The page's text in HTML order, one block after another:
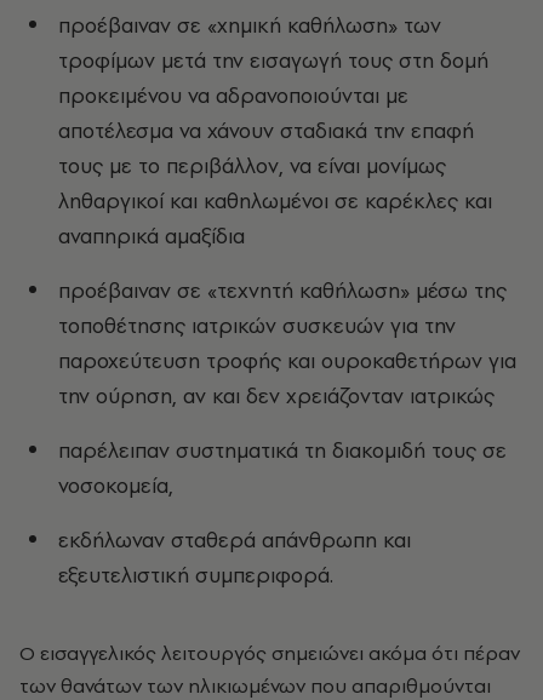
προέβαιναν σε «χημική καθήλωση» των
τροφίμων μετά την εισαγωγή τους στη δομή
προκειμένου να αδρανοποιούνται με
αποτέλεσμα να χάνουν σταδιακά την επαφή
τους με το περιβάλλον, να είναι μονίμως
ληθαργικοί και καθηλωμένοι σε καρέκλες και
αναπηρικά αμαξίδια
προέβαιναν σε «τεχνητή καθήλωση» μέσω της
τοποθέτησης ιατρικών συσκευών για την
παροχεύτευση τροφής και ουροκαθετήρων για
την ούρηση, αν και δεν χρειάζονταν ιατρικώς
παρέλειπαν συστηματικά τη διακομιδή τους σε
νοσοκομεία,
εκδήλωναν σταθερά απάνθρωπη και
εξευτελιστική συμπεριφορά.
Ο εισαγγελικός λειτουργός σημειώνει ακόμα ότι πέραν
των θανάτων των ηλικιωμένων που απαριθμούνται